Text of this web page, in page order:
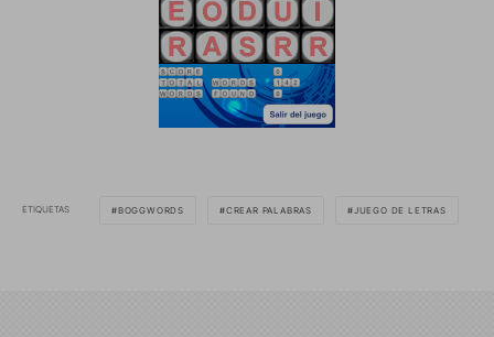
ETIQUETAS BOGGWORDS CREAR PALABRAS JUEGO DE LETRAS